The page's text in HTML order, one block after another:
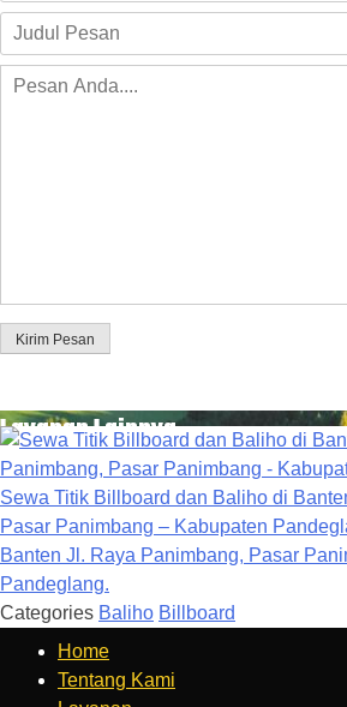
Kirim Pesan
Layanan Lainnya
Sewa Titik Billboard dan Baliho di
Pasar Panimbang – Kabupaten
Banten Jl. Raya Panimbang, Pasar
Pandeglang.
Categories Baliho Billboard
Home
Tentang Kami